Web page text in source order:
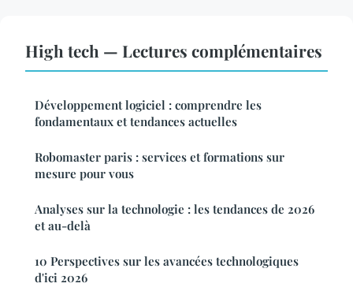
High tech — Lectures complémentaires
Développement logiciel : comprendre les
fondamentaux et tendances actuelles
Robomaster paris : services et formations sur
mesure pour vous
Analyses sur la technologie : les tendances de 2026
et au-delà
10 Perspectives sur les avancées technologiques
d'ici 2026